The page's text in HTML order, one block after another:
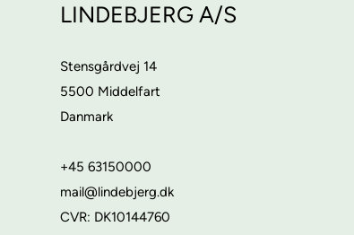
LINDEBJERG A/S
Stensgårdvej 14
5500 Middelfart
Danmark
+45 63150000
mail@lindebjerg.dk
CVR: DK10144760